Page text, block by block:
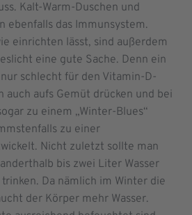
Kalt-Warm-Duschen und
ebenfalls das Immunsystem.
einrichten lässt, sind außerdem
eine gute Sache. Denn ein
schlecht für den Vitamin-D-
auch aufs Gemüt drücken und bei
zu einem „Winter-Blues“
zu einer
Nicht zuletzt sollte man
bis zwei Liter Wasser
Da nämlich im Winter die
der Körper mehr Wasser.